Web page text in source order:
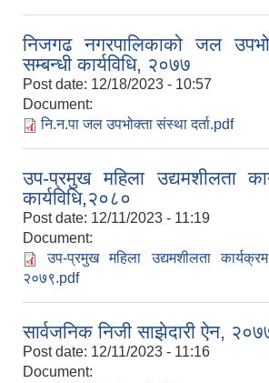
निजगढ नगरपालिकाको जल
सम्बन्धी कार्यविधि, २०७७
Post date: 12/18/2023 - 10:57
Document:
नि.न.पा जल उपभोक्ता संस्था दर्ता.pdf
उप-प्रमुख महिला उद्यमशीलता
कार्यविधि,२०८०
Post date: 12/11/2023 - 11:19
Document:
उप-प्रमुख महिला उद्यमशीलता
२०७९.pdf
सार्वजनिक निजी साझेदारी ऐन,
Post date: 12/11/2023 - 11:16
Document: